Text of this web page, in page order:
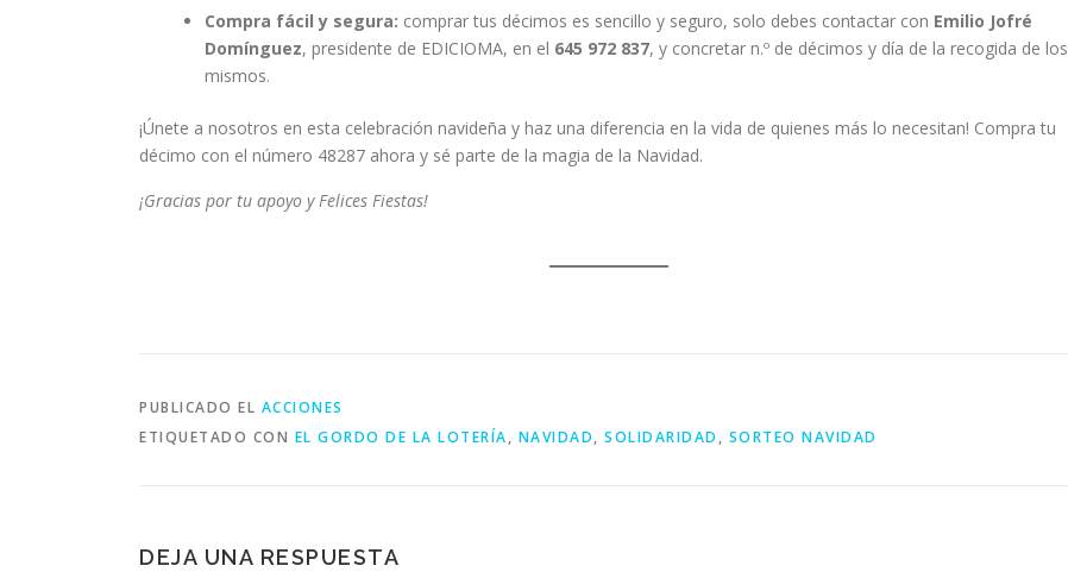
Compra fácil y segura: comprar tus décimos es sencillo y seguro, solo debes contactar con Emilio Jofré
Domínguez, presidente de EDICIOMA, en el 645 972 837, y concretar n.º de décimos y día de la recogida de los
mismos.
¡Únete a nosotros en esta celebración navideña y haz una diferencia en la vida de quienes más lo necesitan! Compra tu
décimo con el número 48287 ahora y sé parte de la magia de la Navidad.
¡Gracias por tu apoyo y Felices Fiestas!
PUBLICADO EL ACCIONES
ETIQUETADO CON EL GORDO DE LA LOTERÍA, NAVIDAD, SOLIDARIDAD , SORTEO NAVIDAD
DEJA UNA RESPUESTA